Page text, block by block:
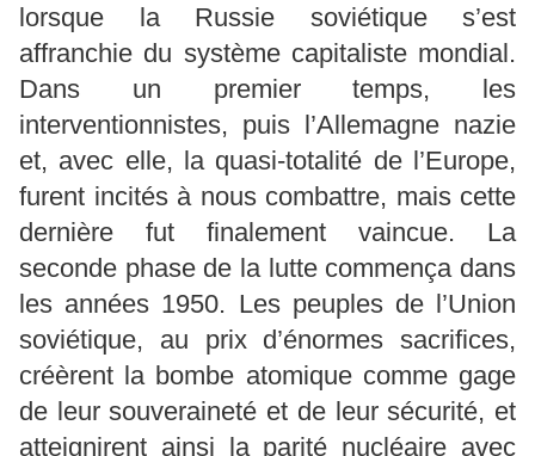
lorsque la Russie soviétique s’est
affranchie du système capitaliste mondial.
Dans un premier temps, les
interventionnistes, puis l’Allemagne nazie
et, avec elle, la quasi-totalité de l’Europe,
furent incités à nous combattre, mais cette
dernière fut finalement vaincue. La
seconde phase de la lutte commença dans
les années 1950. Les peuples de l’Union
soviétique, au prix d’énormes sacrifices,
créèrent la bombe atomique comme gage
de leur souveraineté et de leur sécurité, et
atteignirent ainsi la parité nucléaire avec